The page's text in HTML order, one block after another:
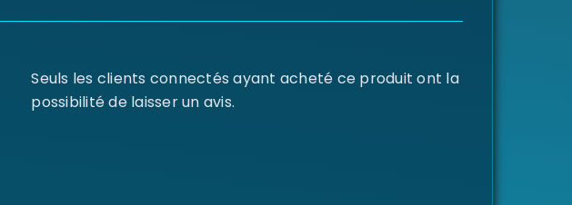
Seuls les clients connectés ayant acheté ce produit ont la
possibilité de laisser un avis.